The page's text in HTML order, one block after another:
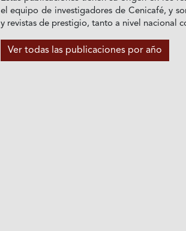
el equipo de investigadores de Cenicafé, y
y revistas de prestigio, tanto a nivel nacional
Ver todas las publicaciones por año